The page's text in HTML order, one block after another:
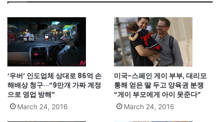
‘우버’ 인도업체 상대로 86억 손
해배상 청구···”9만개 가짜 계정
으로 영업 방해”
March 24, 2016
미국-스페인 게이 부부, 대리모
통해 얻은 딸 두고 양육권 분쟁
“게이 부모에게 아이 못준다”
March 24, 2016